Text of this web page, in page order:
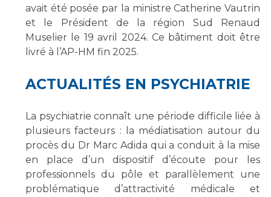
avait été posée par la ministre Catherine Vautrin
et le Président de la région Sud Renaud
Muselier le 19 avril 2024. Ce bâtiment doit être
livré à l’AP-HM fin 2025.
ACTUALITÉS EN PSYCHIATRIE
La psychiatrie connaît une période difficile liée à
plusieurs facteurs : la médiatisation autour du
procès du Dr Marc Adida qui a conduit à la mise
en place d’un dispositif d’écoute pour les
professionnels du pôle et parallèlement une
problématique d’attractivité médicale et